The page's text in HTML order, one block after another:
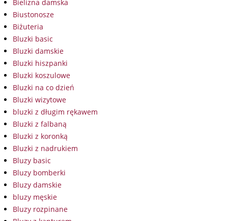
Bielizna damska
Biustonosze
Biżuteria
Bluzki basic
Bluzki damskie
Bluzki hiszpanki
Bluzki koszulowe
Bluzki na co dzień
Bluzki wizytowe
bluzki z długim rękawem
Bluzki z falbaną
Bluzki z koronką
Bluzki z nadrukiem
Bluzy basic
Bluzy bomberki
Bluzy damskie
bluzy męskie
Bluzy rozpinane